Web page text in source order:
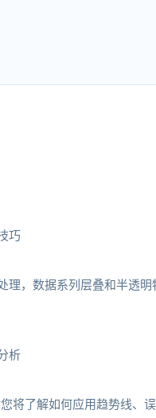
巧
，数据系列层叠和半透
析
将了解如何应用趋势线、